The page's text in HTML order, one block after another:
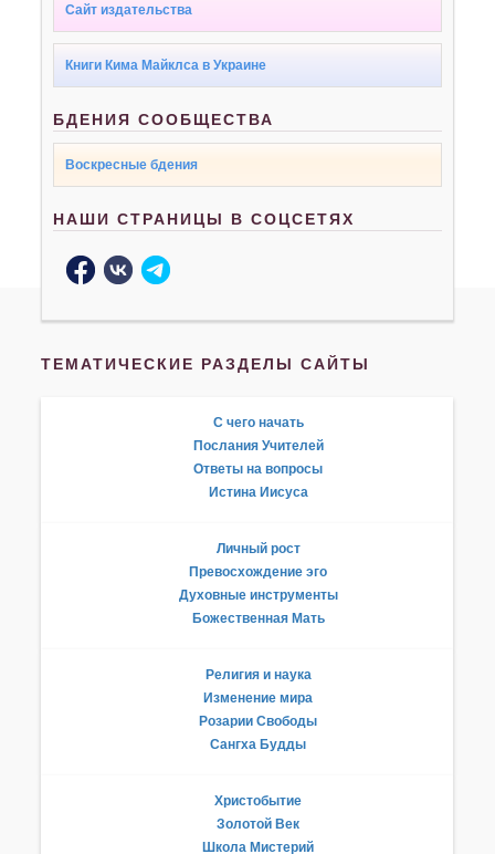
Сайт издательства
Книги Кима Майклса в Украине
БДЕНИЯ СООБЩЕСТВА
Воскресные бдения
НАШИ СТРАНИЦЫ В СОЦСЕТЯХ
ТЕМАТИЧЕСКИЕ РАЗДЕЛЫ САЙТЫ
С чего начать
Послания Учителей
Ответы на вопросы
Истина Иисуса
Личный рост
Превосхождение эго
Духовные инструменты
Божественная Мать
Религия и наука
Изменение мира
Розарии Свободы
Сангха Будды
Христобытие
Золотой Век
Школа Мистерий